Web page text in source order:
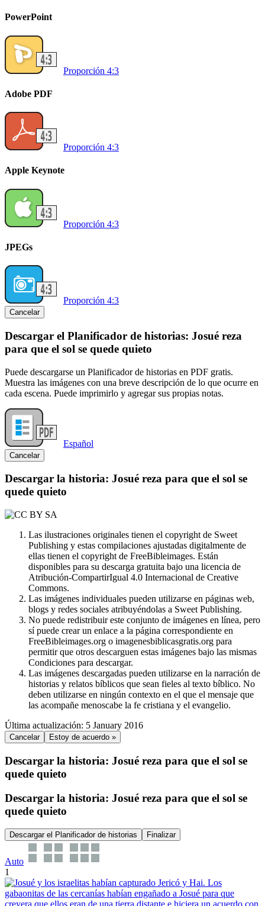
PowerPoint
Proporción 4:3
Adobe PDF
Proporción 4:3
Apple Keynote
Proporción 4:3
JPEGs
Proporción 4:3
Cancelar
Descargar el Planificador de historias: Josué reza
para que el sol se quede quieto
Puede descargarse un Planificador de historias en PDF gratis.
Muestra las imágenes con una breve descripción de lo que ocurre en
cada escena. Puede imprimirlo y agregar sus propias notas.
Español
Cancelar
Descargar la historia: Josué reza para que el sol se
quede quieto
Las ilustraciones originales tienen el copyright de Sweet
Publishing y estas compilaciones ajustadas digitalmente de
ellas tienen el copyright de FreeBibleimages. Están
disponibles para su descarga gratuita bajo una licencia de
Atribución-CompartirIgual 4.0 Internacional de Creative
Commons.
Las imágenes individuales pueden utilizarse en páginas web,
blogs y redes sociales atribuyéndolas a Sweet Publishing.
No puede redistribuir este conjunto de imágenes en línea, pero
sí puede crear un enlace a la página correspondiente en
FreeBibleimages.org o imagenesbiblicasgratis.org para
permitir que otros descarguen estas imágenes bajo las mismas
Condiciones para descargar.
Las imágenes descargadas pueden utilizarse en la narración de
historias y relatos bíblicos que sean fieles al texto bíblico. No
deben utilizarse en ningún contexto en el que el mensaje que
las acompañe menoscabe la fe cristiana y el evangelio.
Última actualización: 5 January 2016
Cancelar Estoy de acuerdo »
Descargar la historia: Josué reza para que el sol se
quede quieto
Descargar la historia: Josué reza para que el sol se
quede quieto
Descargar el Planificador de historias Finalizar
Auto
1